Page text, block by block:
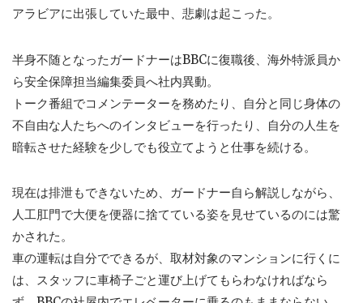
アラビアに出張していた最中、悲劇は起こった。
半身不随となったガードナーはBBCに復職後、海外特派員か
ら安全保障担当編集委員へ社内異動。
トーク番組でコメンテーターを務めたり、自分と同じ身体の
不自由な人たちへのインタビューを行ったり、自分の人生を
暗転させた経験を少しでも役立てようと仕事を続ける。
現在は排泄もできないため、ガードナー自ら解説しながら、
人工肛門で大便を便器に捨てている姿を見せているのには驚
かされた。
車の運転は自分でできるが、取材対象のマンションに行くに
は、スタッフに車椅子ごと運び上げてもらわなければなら